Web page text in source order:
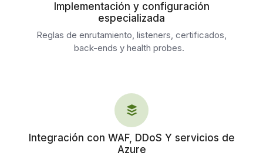
Implementación y configuración
especializada
Reglas de enrutamiento, listeners, certificados,
back-ends y health probes.
Integración con WAF, DDoS Y servicios de
Azure